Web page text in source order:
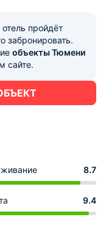
пройдёт
забронировать.
объекты Тюмени
сайте.
8.7
9.4